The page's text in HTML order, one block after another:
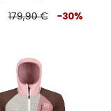
179,90 € -30%